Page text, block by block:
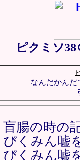
ピクミソ
なんだかんだ
盲腸の時の
ぴくみん嘘
ぴくみん嘘